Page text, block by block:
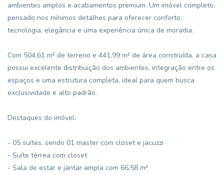
ambientes amplos e acabamentos premium. Um imóvel completo,
pensado nos mínimos detalhes para oferecer conforto,
tecnologia, elegância e uma experiência única de moradia.
Com 504,61 m² de terreno e 441,99 m² de área construída, a casa
possui excelente distribuição dos ambientes, integração entre os
espaços e uma estrutura completa, ideal para quem busca
exclusividade e alto padrão.
Destaques do imóvel:
- 05 suítes, sendo 01 master com closet e jacuzzi
- Suíte térrea com closet
- Sala de estar e jantar ampla com 66,58 m²